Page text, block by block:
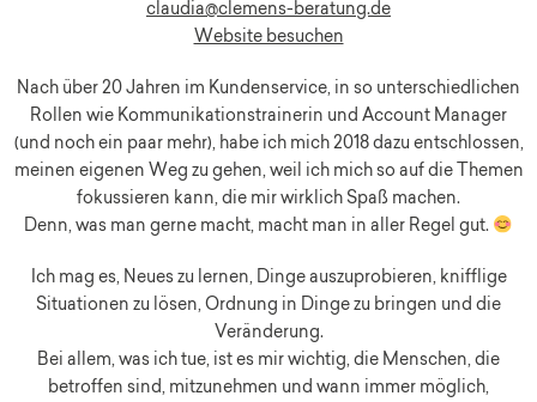
claudia@clemens-beratung.de
Website besuchen
Nach über 20 Jahren im Kundenservice, in so unterschiedlichen
Rollen wie Kommunikationstrainerin und Account Manager
(und noch ein paar mehr), habe ich mich 2018 dazu entschlossen,
meinen eigenen Weg zu gehen, weil ich mich so auf die Themen
fokussieren kann, die mir wirklich Spaß machen.
Denn, was man gerne macht, macht man in aller Regel gut.
Ich mag es, Neues zu lernen, Dinge auszuprobieren, knifflige
Situationen zu lösen, Ordnung in Dinge zu bringen und die
Veränderung.
Bei allem, was ich tue, ist es mir wichtig, die Menschen, die
betroffen sind, mitzunehmen und wann immer möglich,